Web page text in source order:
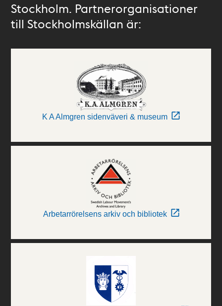
Stockholm. Partnerorganisationer
till Stockholmskällan är:
K A Almgren sidenväveri & museum
Arbetarrörelsens arkiv och bibliotek